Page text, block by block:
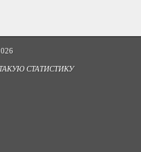
СТАТИСТИКУ